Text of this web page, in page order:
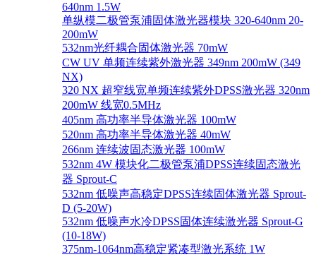
640nm 1.5W
单纵模二极管泵浦固体激光器模块 320-640nm 20-
200mW
532nm光纤耦合固体激光器 70mW
CW UV 单频连续紫外激光器 349nm 200mW (349
NX)
320 NX 超窄线宽单频连续紫外DPSS激光器 320nm
200mW 线宽0.5MHz
405nm 高功率半导体激光器 100mW
520nm 高功率半导体激光器 40mW
266nm 连续波固态激光器 100mW
532nm 4W 模块化二极管泵浦DPSS连续固态激光
器 Sprout-C
532nm 低噪声高稳定DPSS连续固体激光器 Sprout-
D (5-20W)
532nm 低噪声水冷DPSS固体连续激光器 Sprout-G
(10-18W)
375nm-1064nm高稳定紧凑型激光系统 1W